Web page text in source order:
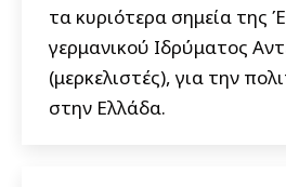
τα κυριότερα σημεία της
γερμανικού Ιδρύματος
(μερκελιστές), για την
στην Ελλάδα.